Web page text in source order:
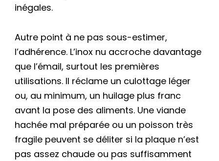
inégales.
Autre point à ne pas sous-estimer,
l’adhérence. L’inox nu accroche davantage
que l’émail, surtout les premières
utilisations. Il réclame un culottage léger
ou, au minimum, un huilage plus franc
avant la pose des aliments. Une viande
hachée mal préparée ou un poisson très
fragile peuvent se déliter si la plaque n’est
pas assez chaude ou pas suffisamment